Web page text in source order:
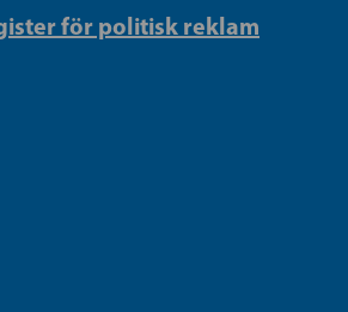
för politisk reklam